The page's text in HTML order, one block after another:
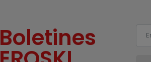
Boletines